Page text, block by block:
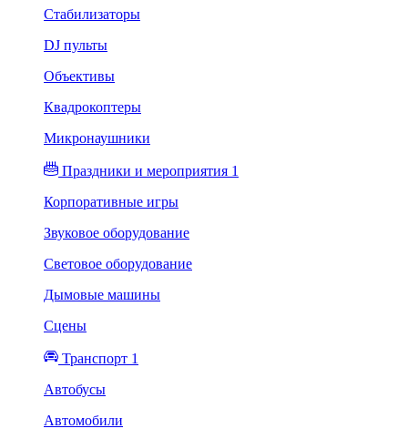
Стабилизаторы
DJ пульты
Объективы
Квадрокоптеры
Микронаушники
Праздники и мероприятия 1
Корпоративные игры
Звуковое оборудование
Световое оборудование
Дымовые машины
Сцены
Транспорт 1
Автобусы
Автомобили